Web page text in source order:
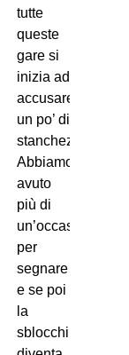
tutte
queste
gare si
inizia ad
accusare
un po’ di
stanchezza.
Abbiamo
avuto
più di
un’occasione
per
segnare
e se poi
la
sblocchi